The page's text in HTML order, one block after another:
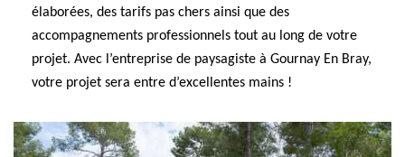
élaborées, des tarifs pas chers ainsi que des
accompagnements professionnels tout au long de votre
projet. Avec l’entreprise de paysagiste à Gournay En Bray,
votre projet sera entre d’excellentes mains !